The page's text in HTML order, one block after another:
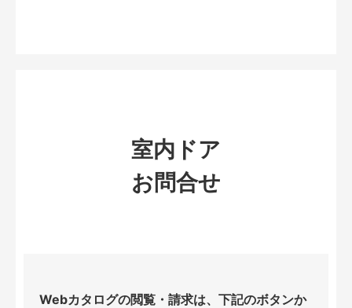
室内ドア
お問合せ
Webカタログの閲覧・請求は、下記のボタンか